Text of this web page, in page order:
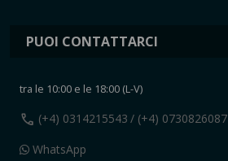
PUOI CONTATTARCI
tra le 10:00 e le 18:00 (L-V)
call (+4) 0314215543 / (+4) 0730826087
WhatsApp